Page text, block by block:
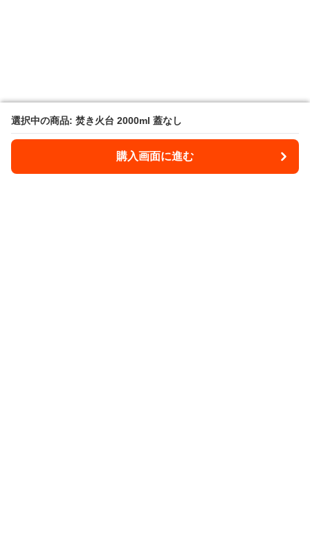
選択中の商品: 焚き火台 2000ml 蓋なし
購入画面に進む
選択中の商品: 焚き火台 2000ml 蓋なし
購入画面に進む